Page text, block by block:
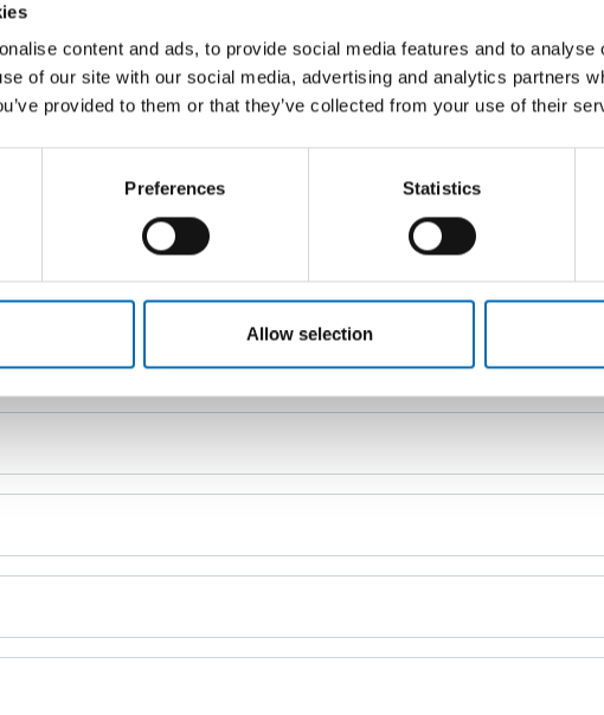
content and ads, to provide social media features and to
of our site with our social media, advertising and analytics partners
provided to them or that they’ve collected from your use of their
Preferences Statistics
Allow selection